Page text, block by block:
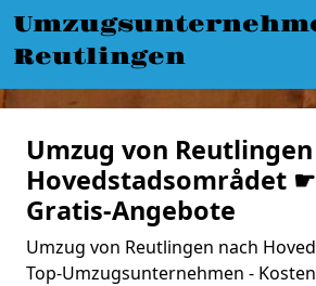
Reutlingen
Umzug von
Hovedstadsområdet ☛
Gratis-Angebote
Umzug von Reutlingen nach
Top-Umzugsunternehmen -